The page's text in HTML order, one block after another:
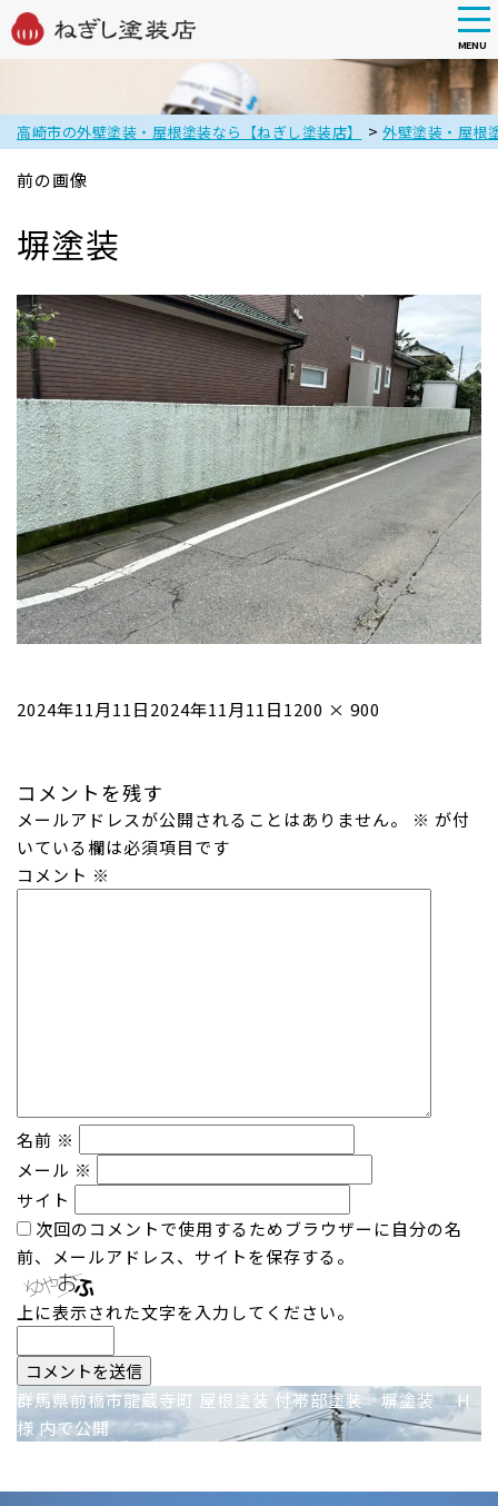
main
content
MENU
高崎市の外壁塗装・屋根塗装なら【ねぎし塗装店】 > 外壁塗装・屋根
前の画像
塀塗装
投
2024年11月11日2024年11月11日フ
ズ
1200 × 900
コメントを残す
メールアドレスが公開されることはありません。 ※ が付
いている欄は必須項目です
コメント ※
名前 ※
メール ※
サイト
次回のコメントで使用するためブラウザーに自分の名
前、メールアドレス、サイトを保存する。
上に表示された文字を入力してください。
投
稿
ナ
群馬県前橋市龍蔵寺町 屋根塗装 付帯部塗装 塀塗装 H
様 内で公開